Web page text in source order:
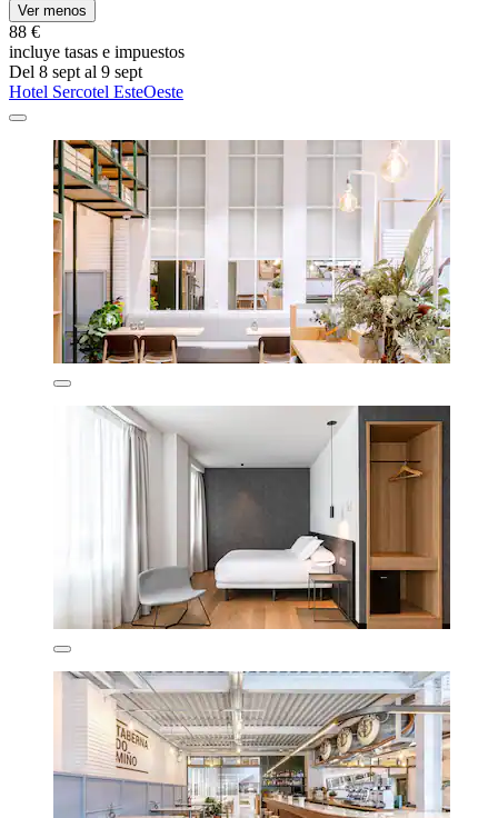
Ver menos
88 €
incluye tasas e impuestos
Del 8 sept al 9 sept
Hotel Sercotel EsteOeste